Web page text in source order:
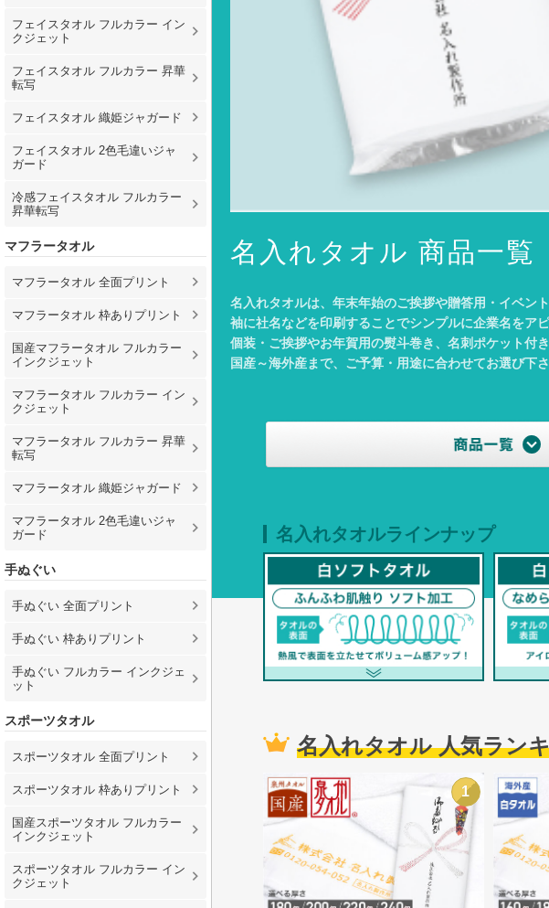
フェイスタオル フルカラー イン
クジェット
フェイスタオル フルカラー 昇華
転写
フェイスタオル 織姫ジャガード
フェイスタオル 2色毛違いジャ
ガード
冷感フェイスタオル フルカラー
昇華転写
マフラータオル
マフラータオル 全面プリント
マフラータオル 枠ありプリント
国産マフラータオル フルカラー
インクジェット
マフラータオル フルカラー イン
クジェット
マフラータオル フルカラー 昇華
転写
マフラータオル 織姫ジャガード
マフラータオル 2色毛違いジャ
ガード
手ぬぐい
手ぬぐい 全面プリント
手ぬぐい 枠ありプリント
手ぬぐい フルカラー インクジェ
ット
スポーツタオル
スポーツタオル 全面プリント
スポーツタオル 枠ありプリント
国産スポーツタオル フルカラー
インクジェット
スポーツタオル フルカラー イン
クジェット
名入れタオル 商品一覧
名入れタオルは、年末年始のご挨拶や贈答用・イベン
袖に社名などを印刷することでシンプルに企業名をア
個装・ご挨拶やお年賀用の熨斗巻き、名刺ポケット付
国産～海外産まで、ご予算・用途に合わせてお選び下さ
名入れタオルラインナップ
名入れタオル 人気ラン
1